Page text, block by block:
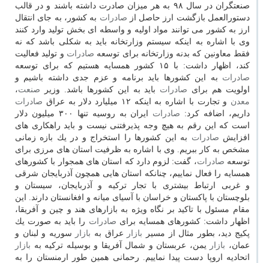
صنعتگران در سال ۹۸ به هر میزان صادرت داشته باشند و در قالب
دستورالعمل بازگشت ارز حاصل از صادرات به كشور، به جای انتقال
ارز به كشور می توانند مواد اولیه و واسطه ای بخش تولید وارد كنند
وی با اشاره به اینكه سیستم وزارتخانه باید به شكلی باشد كه نه
فقط معاونین كه بدنه وزارتخانه برای توسعه صادرات و تولید فعالیت
كند، اظهار داشت: با ۱۵ كشور همسایه هستیم كه برای توسعه
صادرات به این كشورها باید برنامه و عزم جدی داشته باشیم و
اولویت هم برای صادرات باید به این كشورها باشد. وزیر صنعت،
معدن و تجارت با اشاره به اینكه ۱۲ میلیارد دلار به عراق
صادرات
داریم، اضافه كرد: صادرات
ایران به روسیه تنها ۳۰۰ میلیون دلار
است كه این رقم به هیچ وجه پذیرفتنی نیست و باید راهكاری های
افزایش صادرات به این كشورها را استخراج و در یك بازه زمانی
مشخص به كار ببریم. وی با اشاره به ظرفیت استان های مرزی برای
توسعه صادرات، گفت: لزوم دارد كه استان های همجوار با كشورهای
همسایه را فعال نماییم، چنانكه استان هایی همچون آذربایجان شرقی
و غربی ارتباط بیشتری با تجار تركیه و آذربایجان، سیستان و
بلوچستان با پاكستان و خراسان با آسیای میانه و افغانستان دارند. این
مقام مسئول با تاكید بر نگاه ویژه به بازارهای هند و چین و آفریقا،
اظهار داشت: كشورهای همسایه برای صادرات را باید به صورت یك
پكیج دید، بطور مثال از مسیر بازار عراق به بازار
سوریه و لبنان و
عمان، بازار یمن، عربستان و شمال آفریقا و بوسیله تركیه به بازار
اتحادیه اروپا دست پیدا نماییم. رحمانی همین طور ارمنستان را به